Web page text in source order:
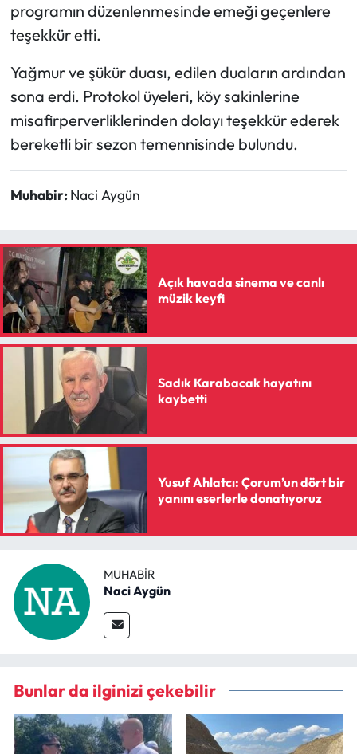
programın düzenlenmesinde emeği geçenlere
teşekkür etti.
Yağmur ve şükür duası, edilen duaların ardından
sona erdi. Protokol üyeleri, köy sakinlerine
misafirperverliklerinden dolayı teşekkür ederek
bereketli bir sezon temennisinde bulundu.
Muhabir: Naci Aygün
Açık havada sinema ve canlı
müzik keyfi
Sadık Karabacak hayatını
kaybetti
Yusuf Ahlatcı: Çorum’un dört bir
yanını eserlerle donatıyoruz
MUHABIR
Naci Aygün
Bunlar da ilginizi çekebilir
Siyaset
Sungurlu Haberleri
Turizm
Uğurludağ Haberleri
Yaşam
Yayla Haber
Yemek Tarifleri
Yerel Haberler